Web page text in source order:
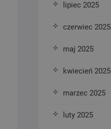
lipiec 2025
czerwiec 2025
maj 2025
kwiecień 2025
marzec 2025
luty 2025